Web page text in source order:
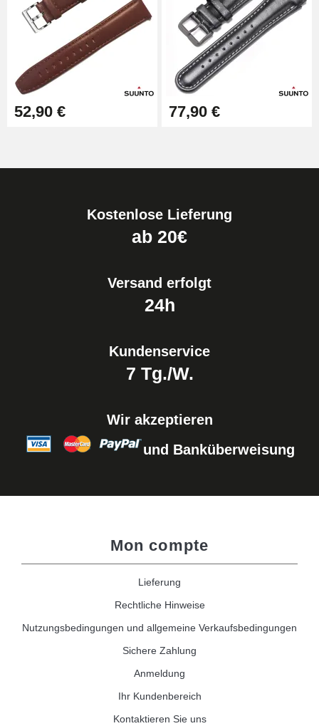
52,90 € 77,90 €
Kostenlose Lieferung
ab 20€
Versand erfolgt
24h
Kundenservice
7 Tg./W.
Wir akzeptieren
und Banküberweisung
Mon compte
Lieferung
Rechtliche Hinweise
Nutzungsbedingungen und allgemeine Verkaufsbedingungen
Sichere Zahlung
Anmeldung
Ihr Kundenbereich
Kontaktieren Sie uns